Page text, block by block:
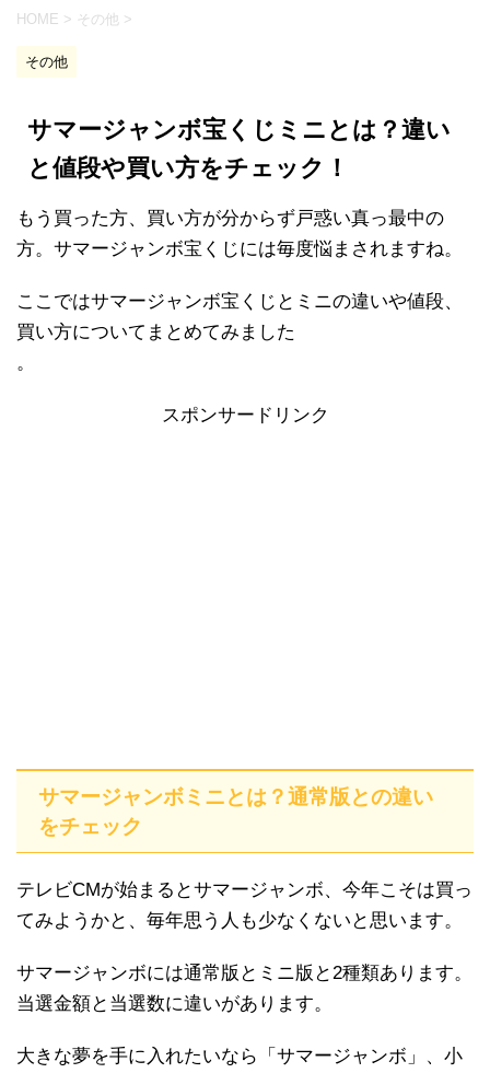
HOME > その他 >
その他
サマージャンボ宝くじミニとは？違い
と値段や買い方をチェック！
もう買った方、買い方が分からず戸惑い真っ最中の
方。サマージャンボ宝くじには毎度悩まされますね。
ここではサマージャンボ宝くじとミニの違いや値段、
買い方についてまとめてみました
。
スポンサードリンク
サマージャンボミニとは？通常版との違い
をチェック
テレビCMが始まるとサマージャンボ、今年こそは買っ
てみようかと、毎年思う人も少なくないと思います。
サマージャンボには通常版とミニ版と2種類あります。
当選金額と当選数に違いがあります。
大きな夢を手に入れたいなら「サマージャンボ」、小